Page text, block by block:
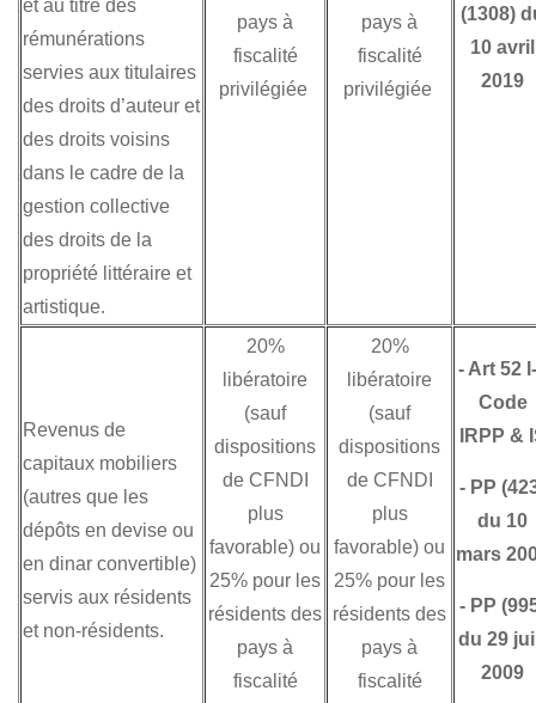
et au titre des
rémunérations
servies aux titulaires
des droits d’auteur et
des droits voisins
dans le cadre de la
gestion collective
des droits de la
propriété littéraire et
artistique.
pays à
fiscalité
privilégiée
pays à
fiscalité
privilégiée
(1308)
10 avril
2019
Revenus de
capitaux mobiliers
(autres que les
dépôts en devise ou
en dinar convertible)
servis aux résidents
et non-résidents.
20%
libératoire
(sauf
dispositions
de CFNDI
plus
favorable) ou
25% pour les
résidents des
pays à
fiscalité
20%
libératoire
(sauf
dispositions
de CFNDI
plus
favorable) ou
25% pour les
résidents des
pays à
fiscalité
- Art 52
Code
IRPP &
- PP
du 10
mars
- PP
du 29
2009